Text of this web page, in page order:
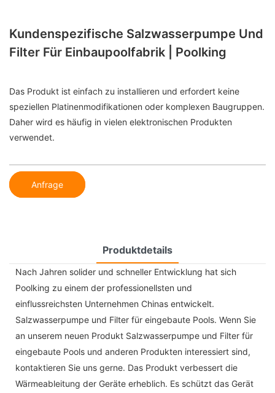
Kundenspezifische Salzwasserpumpe Und
Filter Für Einbaupoolfabrik | Poolking
Das Produkt ist einfach zu installieren und erfordert keine
speziellen Platinenmodifikationen oder komplexen Baugruppen.
Daher wird es häufig in vielen elektronischen Produkten
verwendet.
Anfrage
Produktdetails
Nach Jahren solider und schneller Entwicklung hat sich
Poolking zu einem der professionellsten und
einflussreichsten Unternehmen Chinas entwickelt.
Salzwasserpumpe und Filter für eingebaute Pools. Wenn Sie
an unserem neuen Produkt Salzwasserpumpe und Filter für
eingebaute Pools und anderen Produkten interessiert sind,
kontaktieren Sie uns gerne. Das Produkt verbessert die
Wärmeableitung der Geräte erheblich. Es schützt das Gerät